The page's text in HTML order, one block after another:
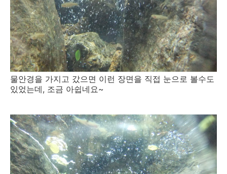
물안경을 가지고 갔으면 이런 장면을 직접 눈으로 볼수도
있었는데, 조금 아쉽네요~